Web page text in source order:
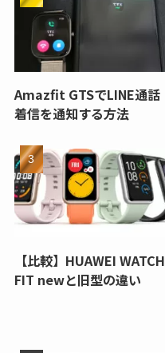
Amazfit GTSでLINE通話
着信を通知する方法
【比較】HUAWEI WATCH
FIT newと旧型の違い